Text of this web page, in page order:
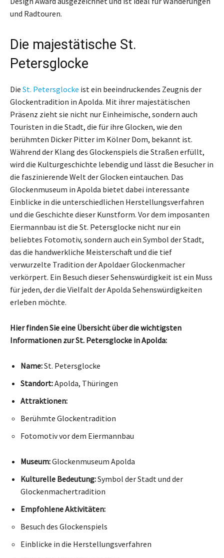
und Radtouren.
Die majestätische St.
Petersglocke
Die St. Petersglocke ist ein beeindruckendes Zeugnis der
Glockentradition in Apolda. Mit ihrer majestätischen
Präsenz zieht sie nicht nur Einheimische, sondern auch
Touristen in die Stadt, die für ihre Glocken, wie den
berühmten Dicker Pitter im Kölner Dom, bekannt ist.
Während der Klang des Glockenspiels die Straßen erfüllt,
wird die Kulturgeschichte lebendig und lässt die Besucher in
die faszinierende Welt der Glocken eintauchen. Das
Glockenmuseum in Apolda bietet dabei interessante
Einblicke in die unterschiedlichen Herstellungsverfahren
und die Geschichte dieser Kunstform. Vor dem imposanten
Eiermannbau ist die St. Petersglocke nicht nur ein
beliebtes Fotomotiv, sondern auch ein Symbol der Stadt,
das die handwerkliche Meisterschaft und die tief
verwurzelte Tradition der Apoldaer Glockenmacher
verkörpert. Ein Besuch dieser Sehenswürdigkeit ist ein Muss
für jeden, der die Vielfalt der Apolda Sehenswürdigkeiten
erleben möchte.
Hier finden Sie eine Übersicht über die wichtigsten
Informationen zur St. Petersglocke in Apolda:
Name:St. Petersglocke
Standort:Apolda, Thüringen
Attraktionen:
Berühmte Glockentradition
Fotomotiv vor dem Eiermannbau
Museum:Glockenmuseum Apolda
Kulturelle Bedeutung:Symbol der Stadt und der
Glockenmachertradition
Empfohlene Aktivitäten:
Besuch des Glockenspiels
Einblicke in die Herstellungsverfahren